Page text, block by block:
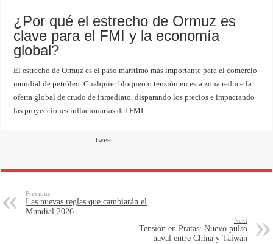
¿Por qué el estrecho de Ormuz es
clave para el FMI y la economía
global?
El estrecho de Ormuz es el paso marítimo más importante para el comercio
mundial de petróleo. Cualquier bloqueo o tensión en esta zona reduce la
oferta global de crudo de inmediato, disparando los precios e impactando
las proyecciones inflacionarias del FMI.
tweet
Previous
Las nuevas reglas que cambiarán el
Mundial 2026
Next
Tensión en Pratas: Nuevo pulso
naval entre China y Taiwán